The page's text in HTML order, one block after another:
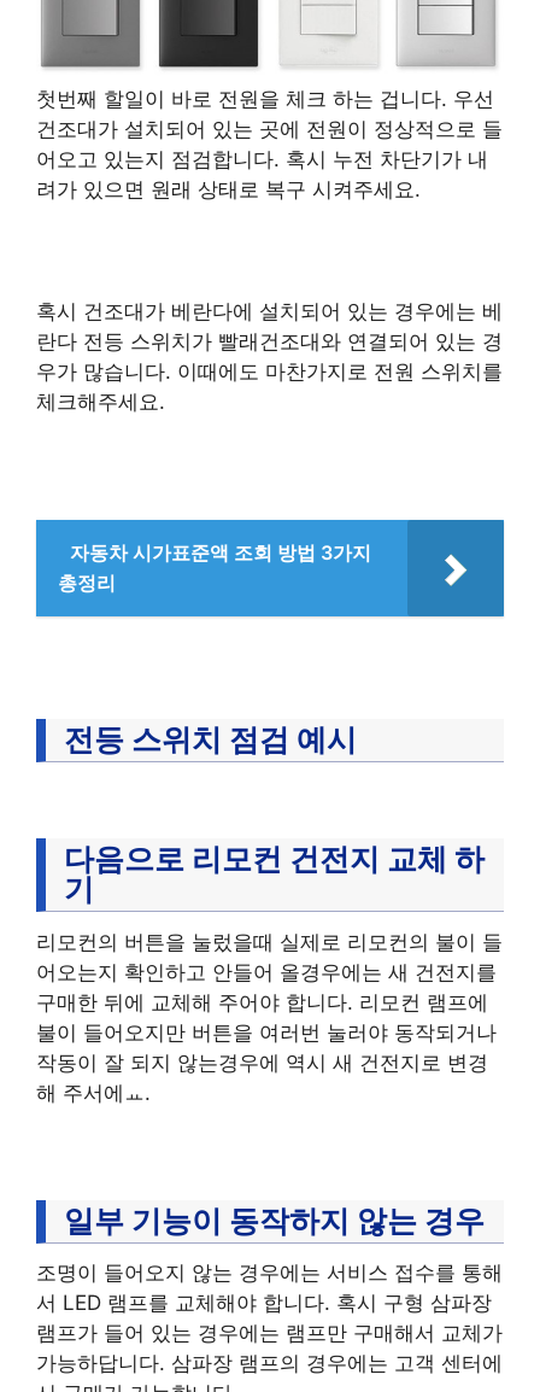
첫번째 할일이 바로 전원을 체크 하는 겁니다. 우선
건조대가 설치되어 있는 곳에 전원이 정상적으로 들
어오고 있는지 점검합니다. 혹시 누전 차단기가 내
려가 있으면 원래 상태로 복구 시켜주세요.
혹시 건조대가 베란다에 설치되어 있는 경우에는 베
란다 전등 스위치가 빨래건조대와 연결되어 있는 경
우가 많습니다. 이때에도 마찬가지로 전원 스위치를
체크해주세요.
자동차 시가표준액 조회 방법 3가지
총정리
전등 스위치 점검 예시
다음으로 리모컨 건전지 교체 하
기
리모컨의 버튼을 눌렀을때 실제로 리모컨의 불이 들
어오는지 확인하고 안들어 올경우에는 새 건전지를
구매한 뒤에 교체해 주어야 합니다. 리모컨 램프에
불이 들어오지만 버튼을 여러번 눌러야 동작되거나
작동이 잘 되지 않는경우에 역시 새 건전지로 변경
해 주서에ㅛ.
일부 기능이 동작하지 않는 경우
조명이 들어오지 않는 경우에는 서비스 접수를 통해
서 LED 램프를 교체해야 합니다. 혹시 구형 삼파장
램프가 들어 있는 경우에는 램프만 구매해서 교체가
가능하답니다. 삼파장 램프의 경우에는 고객 센터에